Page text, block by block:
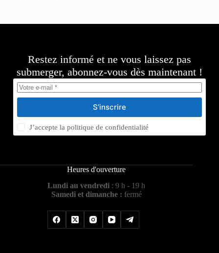
Restez informé et ne vous laissez pas
submerger, abonnez-vous dès maintenant !
S’inscrire
J’accepte lapolitique de confidentialité
Heures d'ouverture
Lundi au vendredi : 9 h - 19 h
Samedi et dimanche : fermé